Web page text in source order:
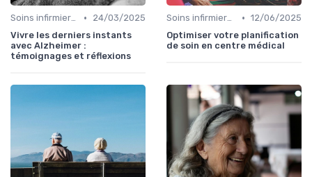
Soins infirmiers à domicile •
24/03/2025
Vivre les derniers instants
avec Alzheimer :
témoignages et réflexions
Soins infirmiers à domicile • 12/06/2025
Optimiser votre planification
de soin en centre médical